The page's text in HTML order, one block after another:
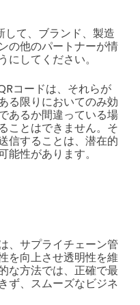
して、ブランド、製造
の他のパートナーが情
してください。
コードは、それらが
る限りにおいてのみ効
あるか間違っている場
ことはできません。そ
信することは、潜在的
性があります。
、サプライチェーン管
を向上させ透明性を維
な方法では、正確で最
ず、スムーズなビジネ